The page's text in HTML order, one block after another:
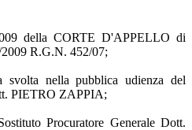
della CORTE D'APPELLO di
R.G.N. 452/07;
svolta nella pubblica udienza del
PIETRO ZAPPIA;
Procuratore Generale Dott.